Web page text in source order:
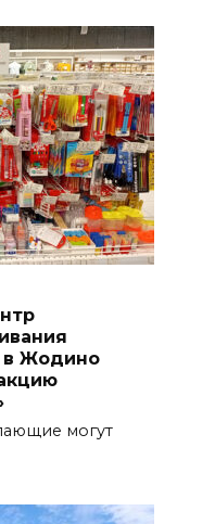
в Жодино
могут